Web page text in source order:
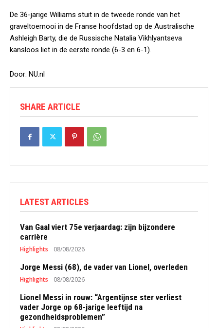
De 36-jarige Williams stuit in de tweede ronde van het
graveltoernooi in de Franse hoofdstad op de Australische
Ashleigh Barty, die de Russische Natalia Vikhlyantseva
kansloos liet in de eerste ronde (6-3 en 6-1).
Door: NU.nl
SHARE ARTICLE
LATEST ARTICLES
Van Gaal viert 75e verjaardag: zijn bijzondere
carrière
Highlights 08/08/2026
Jorge Messi (68), de vader van Lionel, overleden
Highlights 08/08/2026
Lionel Messi in rouw: “Argentijnse ster verliest
vader Jorge op 68-jarige leeftijd na
gezondheidsproblemen”